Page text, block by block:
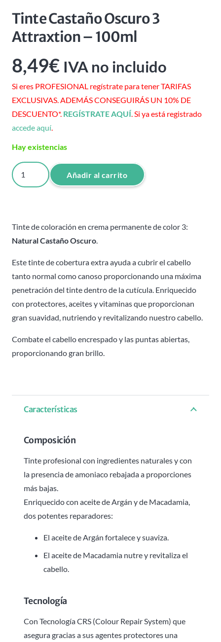
Tinte Castaño Oscuro 3
Attraxtion – 100ml
8,49€ IVA no incluido
Si eres PROFESIONAL regístrate para tener TARIFAS
EXCLUSIVAS. ADEMÁS CONSEGUIRÁS UN 10% DE
DESCUENTO*. REGÍSTRATE AQUÍ. Si ya está registrado
accede aquí.
Hay existencias
Tinte
Castaño
Attraxtion
-
cantidad
Añadir al carrito
Tinte de coloración en crema permanente de color 3:
Natural Castaño Oscuro
Este tinte de cobertura extra ayuda a cubrir el cabello
tanto normal como canoso proporcionando una máxima
penetración del tinte dentro de la cutícula. Enriquecido
con protectores, aceites y vitaminas que proporcionan
gran suavidad, nutriendo y revitalizando nuestro cabello.
Combate el cabello encrespado y las puntas abiertas,
proporcionando gran brillo.
Características
Composición
Tinte profesional con ingredientes naturales y con
la presencia de amoniaco rebajada a proporciones
más bajas.
Enriquecido con aceite de Argán y de Macadamia,
dos potentes reparadores:
El aceite de Argán fortalece y suaviza.
El aceite de Macadamia nutre y revitaliza el
cabello.
Tecnología
Con Tecnología CRS (Colour Repair System) que
asegura gracias a sus agentes protectores una